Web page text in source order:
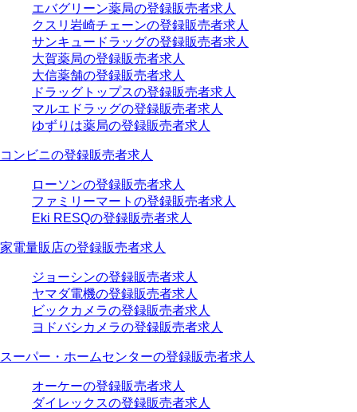
エバグリーン薬局の登録販売者求人
クスリ岩崎チェーンの登録販売者求人
サンキュードラッグの登録販売者求人
大賀薬局の登録販売者求人
大信薬舗の登録販売者求人
ドラッグトップスの登録販売者求人
マルエドラッグの登録販売者求人
ゆずりは薬局の登録販売者求人
コンビニの登録販売者求人
ローソンの登録販売者求人
ファミリーマートの登録販売者求人
Eki RESQの登録販売者求人
家電量販店の登録販売者求人
ジョーシンの登録販売者求人
ヤマダ電機の登録販売者求人
ビックカメラの登録販売者求人
ヨドバシカメラの登録販売者求人
スーパー・ホームセンターの登録販売者求人
オーケーの登録販売者求人
ダイレックスの登録販売者求人